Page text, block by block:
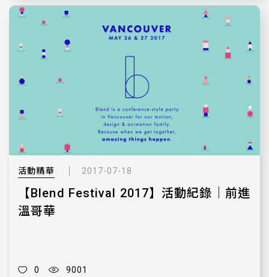
活動精華 2017-07-18
【Blend Festival 2017】活動紀錄｜前進
溫哥華
0 9001